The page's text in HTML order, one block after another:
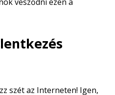
szét az Interneten! Igen,